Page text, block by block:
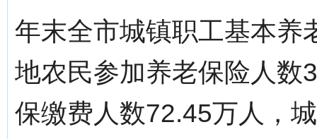
年末全市城镇职工基本养
地农民参加养老保险人数
保缴费人数72.45万人，